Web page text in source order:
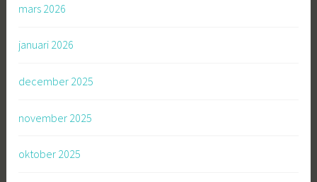
mars 2026
januari 2026
december 2025
november 2025
oktober 2025